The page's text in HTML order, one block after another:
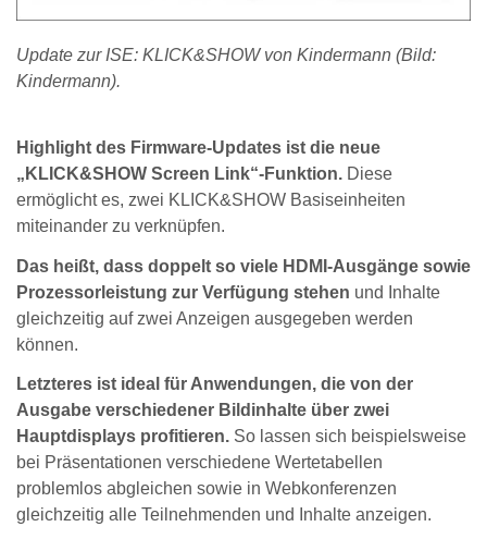
Update zur ISE: KLICK&SHOW von Kindermann (Bild:
Kindermann).
Highlight des Firmware-Updates ist die neue
„KLICK&SHOW Screen Link“-Funktion. Diese
ermöglicht es, zwei KLICK&SHOW Basiseinheiten
miteinander zu verknüpfen.
Das heißt, dass doppelt so viele HDMI-Ausgänge sowie
Prozessorleistung zur Verfügung stehen und Inhalte
gleichzeitig auf zwei Anzeigen ausgegeben werden
können.
Letzteres ist ideal für Anwendungen, die von der
Ausgabe verschiedener Bildinhalte über zwei
Hauptdisplays profitieren. So lassen sich beispielsweise
bei Präsentationen verschiedene Wertetabellen
problemlos abgleichen sowie in Webkonferenzen
gleichzeitig alle Teilnehmenden und Inhalte anzeigen.